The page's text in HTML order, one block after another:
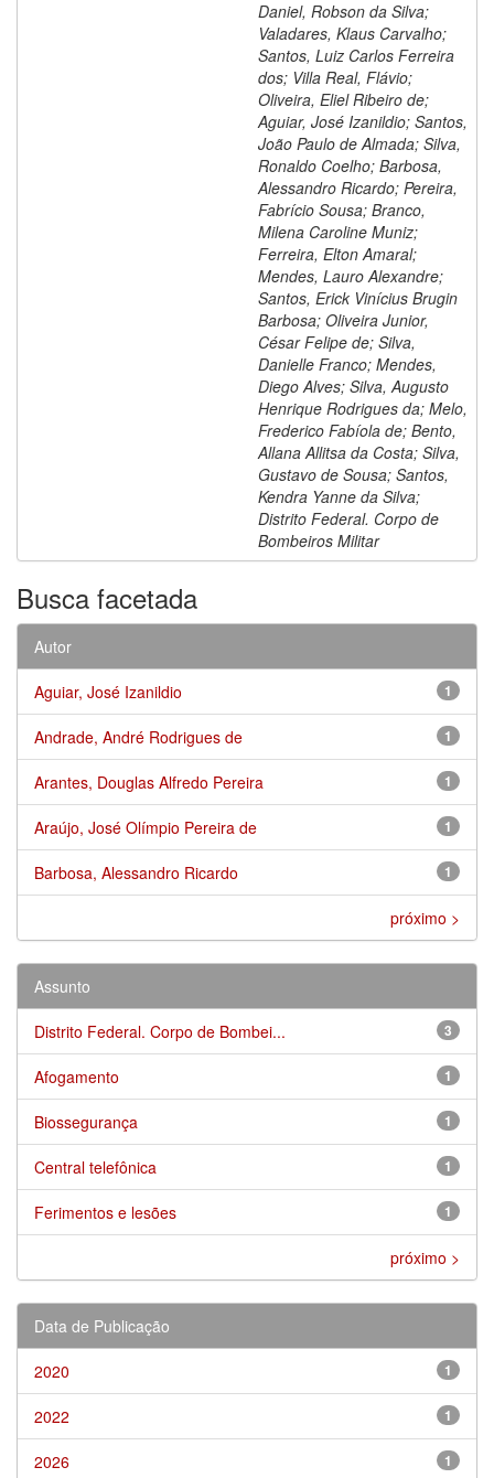
Daniel, Robson da Silva;
Valadares, Klaus Carvalho;
Santos, Luiz Carlos Ferreira
dos; Villa Real, Flávio;
Oliveira, Eliel Ribeiro de;
Aguiar, José Izanildio; Santos,
João Paulo de Almada; Silva,
Ronaldo Coelho; Barbosa,
Alessandro Ricardo; Pereira,
Fabrício Sousa; Branco,
Milena Caroline Muniz;
Ferreira, Elton Amaral;
Mendes, Lauro Alexandre;
Santos, Erick Vinícius Brugin
Barbosa; Oliveira Junior,
César Felipe de; Silva,
Danielle Franco; Mendes,
Diego Alves; Silva, Augusto
Henrique Rodrigues da; Melo,
Frederico Fabíola de; Bento,
Allana Allitsa da Costa; Silva,
Gustavo de Sousa; Santos,
Kendra Yanne da Silva;
Distrito Federal. Corpo de
Bombeiros Militar
Busca facetada
Autor
1
Aguiar, José Izanildio
1
Andrade, André Rodrigues de
1
Arantes, Douglas Alfredo Pereira
1
Araújo, José Olímpio Pereira de
1
Barbosa, Alessandro Ricardo
próximo >
Assunto
3
Distrito Federal. Corpo de Bombei...
1
Afogamento
1
Biossegurança
1
Central telefônica
1
Ferimentos e lesões
próximo >
Data de Publicação
1
2020
1
2022
1
2026